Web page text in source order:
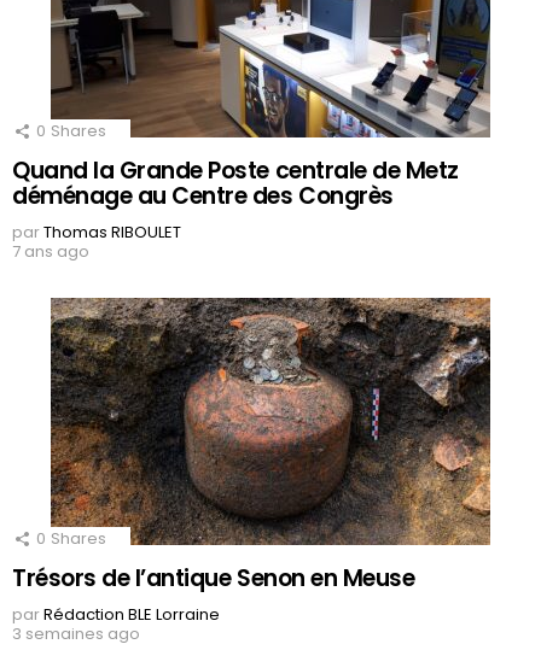
0 Shares
Quand la Grande Poste centrale de Metz
déménage au Centre des Congrès
parThomas RIBOULET
7 ans ago
0 Shares
Trésors de l’antique Senon en Meuse
parRédaction BLE Lorraine
3 semaines ago